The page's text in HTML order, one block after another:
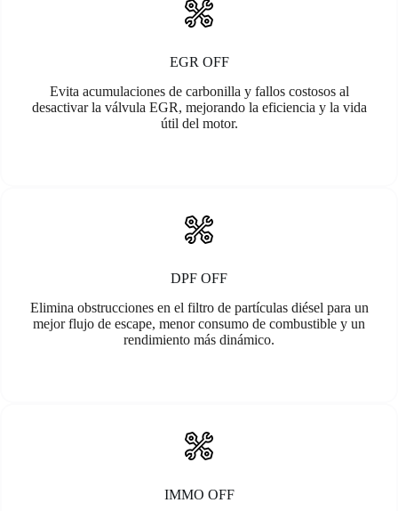
EGR OFF
Evita acumulaciones de carbonilla y fallos costosos al
desactivar la válvula EGR, mejorando la eficiencia y la vida
útil del motor.
DPF OFF
Elimina obstrucciones en el filtro de partículas diésel para un
mejor flujo de escape, menor consumo de combustible y un
rendimiento más dinámico.
IMMO OFF